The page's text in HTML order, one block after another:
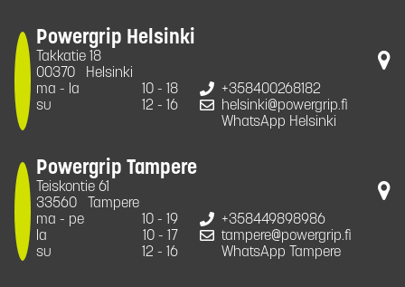
Powergrip Helsinki
Takkatie 18
00370
Helsinki
ma - la
10 - 18
su
12 - 16
+358400268182
helsinki@powergrip.fi
WhatsApp Helsinki
Powergrip Tampere
Teiskontie 61
33560
Tampere
ma - pe
10 - 19
la
10 - 17
su
12 - 16
+358449898986
tampere@powergrip.fi
WhatsApp Tampere